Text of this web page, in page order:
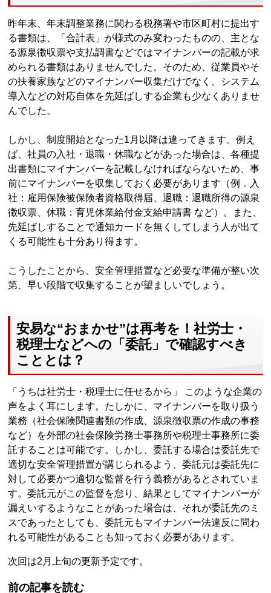
昨年末、年末調整業務に関わる税務署や市区町村に提出す
る書類は、「合計表」が様式のみ変わったものの、主とな
る源泉徴収票や支払調書などではマイナンバーの記載が求
められる書類はありませんでした。そのため、従業員やそ
の扶養家族などのマイナンバー収集だけでなく、システム
導入などの対応自体を先延ばしする企業も少なくありませ
んでした。
しかし、制度開始となった1月以降は違ってきます。例え
ば、社員の入社・退職・休職などがあった場合は、各種提
出書類にマイナンバーを記載しなければならないため、事
前にマイナンバーを収集しておく必要があります（例．入
社：雇用保険被保険者資格取得届、退職：退職所得の源泉
徴収票、休職：育児休業給付⾦⽀給申請書 など）。また、
先延ばしすることで通知カードを無くしてしまう人が出て
くる可能性も十分あり得ます。
こうしたことから、安全管理措置など必要な準備が整い次
第、早い段階で収集することが望ましいでしょう。
安易な“おまかせ”は再考を！社労士・
税理士などへの「委託」で確認すべき
こととは？
「うちは社労士・税理士に任せるから」 このような企業の
声をよく耳にします。たしかに、マイナンバーを取り扱う
業務（社会保険関連書類の作成、源泉徴収票の作成の事務
など）を外部の社会保険労務士事務所や税理士事務所に委
託することは可能です。しかし、委託する場合は委託先で
適切な安全管理措置が講じられるよう、委託元は委託先に
対して必要かつ適切な監督を行う義務があるとされていま
す。委託元がこの監督を怠り、結果としてマイナンバーが
漏えいするようなことがあった場合は、それが委託先のミ
スであったとしても、委託元もマイナンバー法違反に問わ
れる可能性があることも知っておく必要があります。
次回は2月上旬の更新予定です。
前の記事を読む